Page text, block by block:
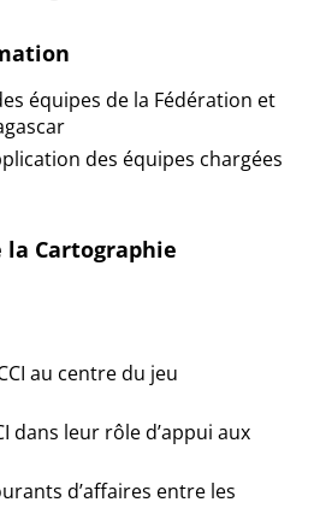
équipes de la Fédération et
des équipes chargées
Cartographie
au centre du jeu
dans leur rôle d’appui aux
d’affaires entre les